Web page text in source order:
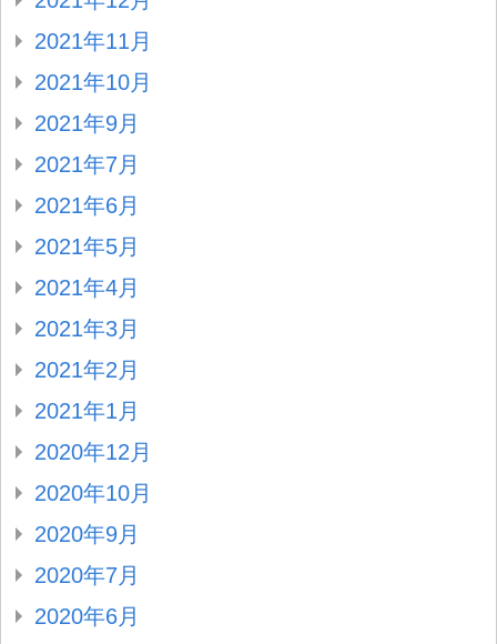
2021年11月
2021年10月
2021年9月
2021年7月
2021年6月
2021年5月
2021年4月
2021年3月
2021年2月
2021年1月
2020年12月
2020年10月
2020年9月
2020年7月
2020年6月